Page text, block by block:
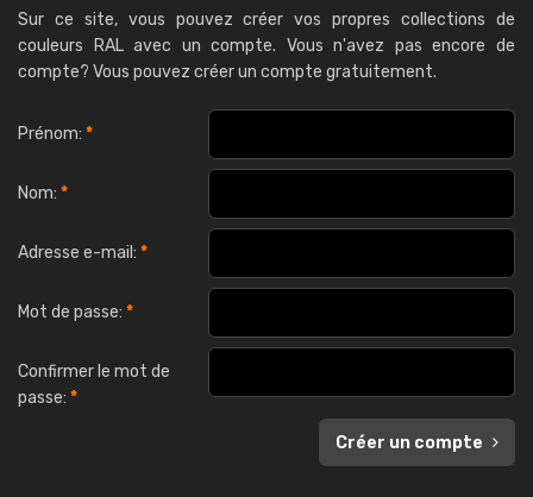
Sur ce site, vous pouvez créer vos propres collections de
couleurs RAL avec un compte. Vous n'avez pas encore de
compte? Vous pouvez créer un compte gratuitement.
Prénom: *
Nom: *
Adresse e-mail: *
Mot de passe: *
Confirmer le mot de
passe: *
Créer un compte